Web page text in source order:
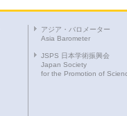
アジア・バロメーター
Asia Barometer
JSPS 日本学術振興会
Japan Society
for the Promotion of